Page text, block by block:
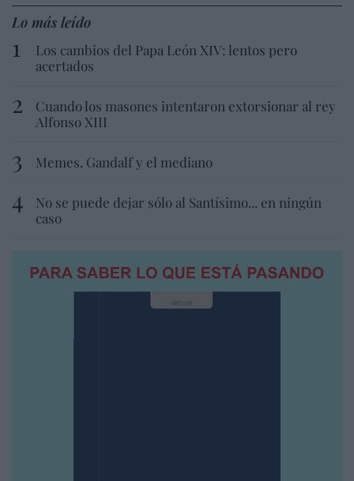
Lo más leído
Los cambios del Papa León XIV: lentos pero
acertados
Cuando los masones intentaron extorsionar al rey
Alfonso XIII
Memes. Gandalf y el mediano
No se puede dejar sólo al Santísimo... en ningún
caso